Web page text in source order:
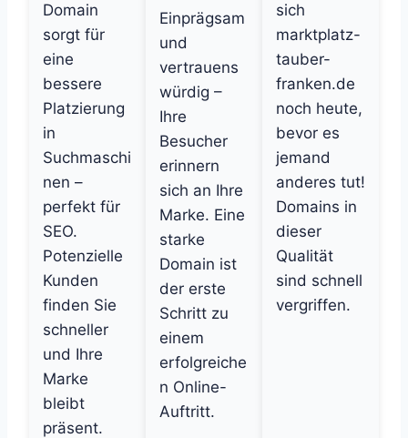
Domain
sorgt für
eine
bessere
Platzierung
in
Suchmaschi
nen –
perfekt für
SEO.
Potenzielle
Kunden
finden Sie
schneller
und Ihre
Marke
bleibt
präsent.
Einprägsam
und
vertrauens
würdig –
Ihre
Besucher
erinnern
sich an Ihre
Marke. Eine
starke
Domain ist
der erste
Schritt zu
einem
erfolgreiche
n Online-
Auftritt.
sich
marktplatz-
tauber-
franken.de
noch heute,
bevor es
jemand
anderes tut!
Domains in
dieser
Qualität
sind schnell
vergriffen.